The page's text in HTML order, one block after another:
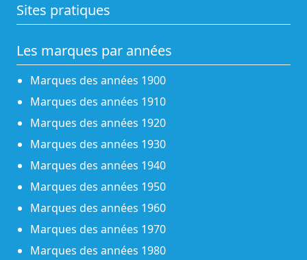
Sites pratiques
Les marques par années
Marques des années 1900
Marques des années 1910
Marques des années 1920
Marques des années 1930
Marques des années 1940
Marques des années 1950
Marques des années 1960
Marques des années 1970
Marques des années 1980